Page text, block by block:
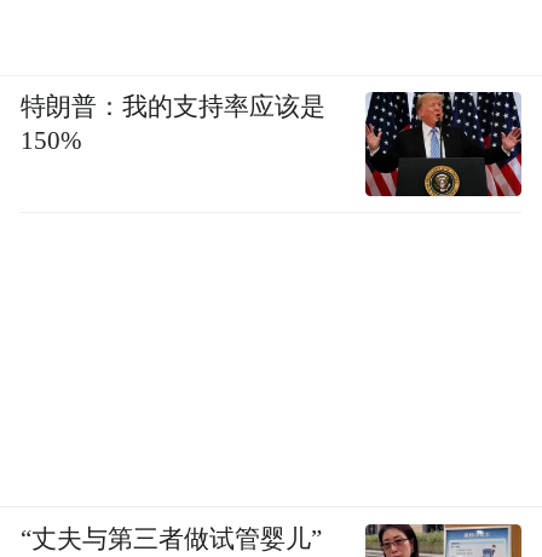
特朗普：我的支持率应该是
150%
“丈夫与第三者做试管婴儿”